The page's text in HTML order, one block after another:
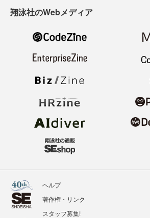
翔泳社のWebメディア
ヘルプ
著作権・リンク
スタッフ募集!